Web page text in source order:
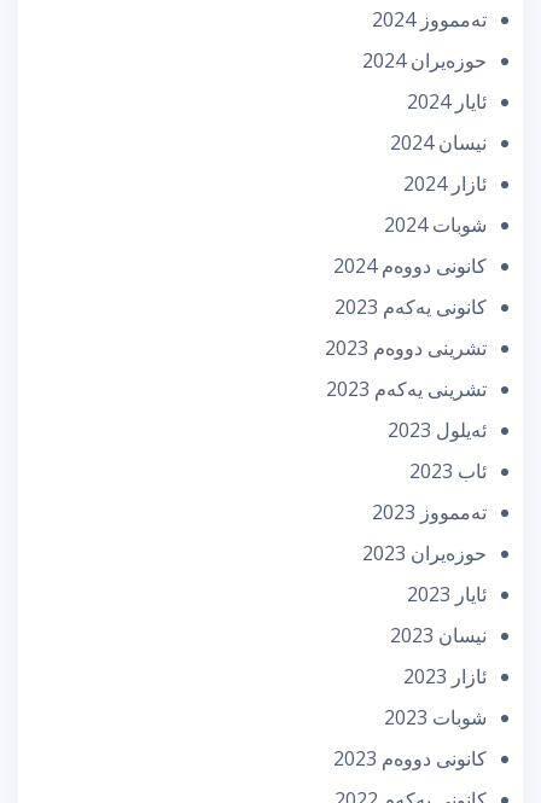
تەممووز 2024
حوزه‌یران 2024
ئایار 2024
نیسان 2024
ئازار 2024
شوبات 2024
كانونی دووه‌م 2024
كانونی یه‌كه‌م 2023
تشرینی دووه‌م 2023
تشرینی یه‌كه‌م 2023
ئه‌یلول 2023
ئاب 2023
تەممووز 2023
حوزه‌یران 2023
ئایار 2023
نیسان 2023
ئازار 2023
شوبات 2023
كانونی دووه‌م 2023